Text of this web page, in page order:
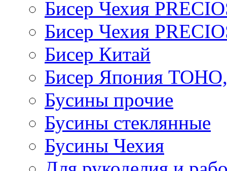
Бисер Чехия
Бисер Чехия
Бисер Китай
Бисер Япония
Бусины прочие
Бусины стеклянные
Бусины Чехия